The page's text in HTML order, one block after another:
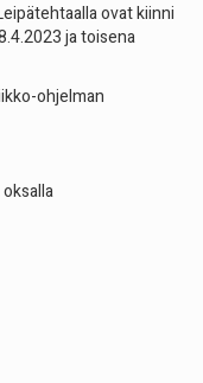
ovat kiinni
ja toisena
ohjelman